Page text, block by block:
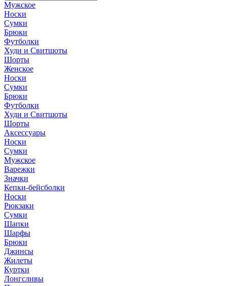
Мужское
Носки
Сумки
Брюки
Футболки
Худи и Свитшоты
Шорты
Женское
Носки
Сумки
Брюки
Футболки
Худи и Свитшоты
Шорты
Аксессуары
Носки
Сумки
Мужское
Варежки
Значки
Кепки-бейсболки
Носки
Рюкзаки
Сумки
Шапки
Шарфы
Брюки
Джинсы
Жилеты
Куртки
Лонгсливы